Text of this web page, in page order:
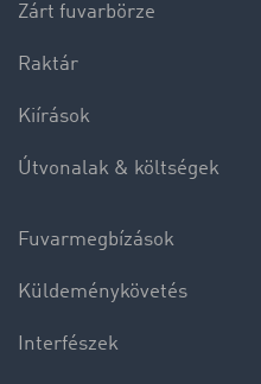
Zárt fuvarbörze
Raktár
Kiírások
Útvonalak & költségek
Fuvarmegbízások
Küldeménykövetés
Interfészek